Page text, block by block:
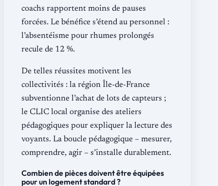
coachs rapportent moins de pauses
forcées. Le bénéfice s’étend au personnel :
l’absentéisme pour rhumes prolongés
recule de 12 %.
De telles réussites motivent les
collectivités : la région Île-de-France
subventionne l’achat de lots de capteurs ;
le CLIC local organise des ateliers
pédagogiques pour expliquer la lecture des
voyants. La boucle pédagogique – mesurer,
comprendre, agir – s’installe durablement.
Combien de pièces doivent être équipées
pour un logement standard ?